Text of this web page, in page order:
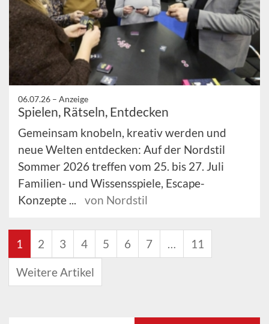
06.07.26 – Anzeige
Spielen, Rätseln, Entdecken
Gemeinsam knobeln, kreativ werden und
neue Welten entdecken: Auf der Nordstil
Sommer 2026 treffen vom 25. bis 27. Juli
Familien- und Wissensspiele, Escape-
Konzepte ...
von Nordstil
1 2 3 4 5 6 7 … 11
Weitere Artikel